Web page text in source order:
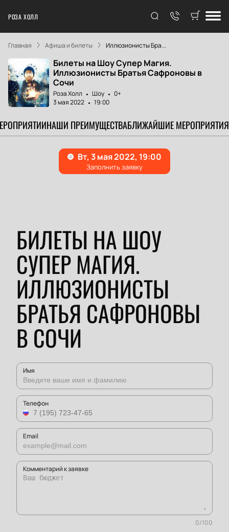
РОЗА ХОЛЛ
Главная Афиша и билеты Иллюзионисты Бра...
Билеты на Шоу Супер Магия.
Иллюзионисты Братья Сафроновы в
Сочи
Роза Холл Шоу
0+
3 мая 2022
19:00
НАШИ ПРЕИМУЩЕСТВАБЛИЖАЙШИЕ МЕРОПРИЯТИЯ
БИЛЕТЫ НА ШОУ
СУПЕР МАГИЯ.
ИЛЛЮЗИОНИСТЫ
БРАТЬЯ САФРОНОВЫ
В СОЧИ
Имя
Телефон
Email
Комментарий к заявке
0/100